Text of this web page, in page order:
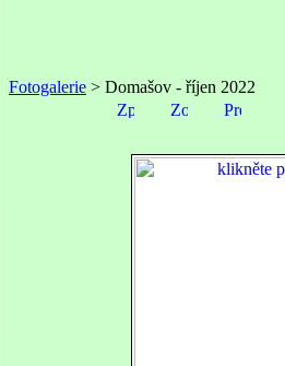
Fotogalerie > Domašov - říjen 2022